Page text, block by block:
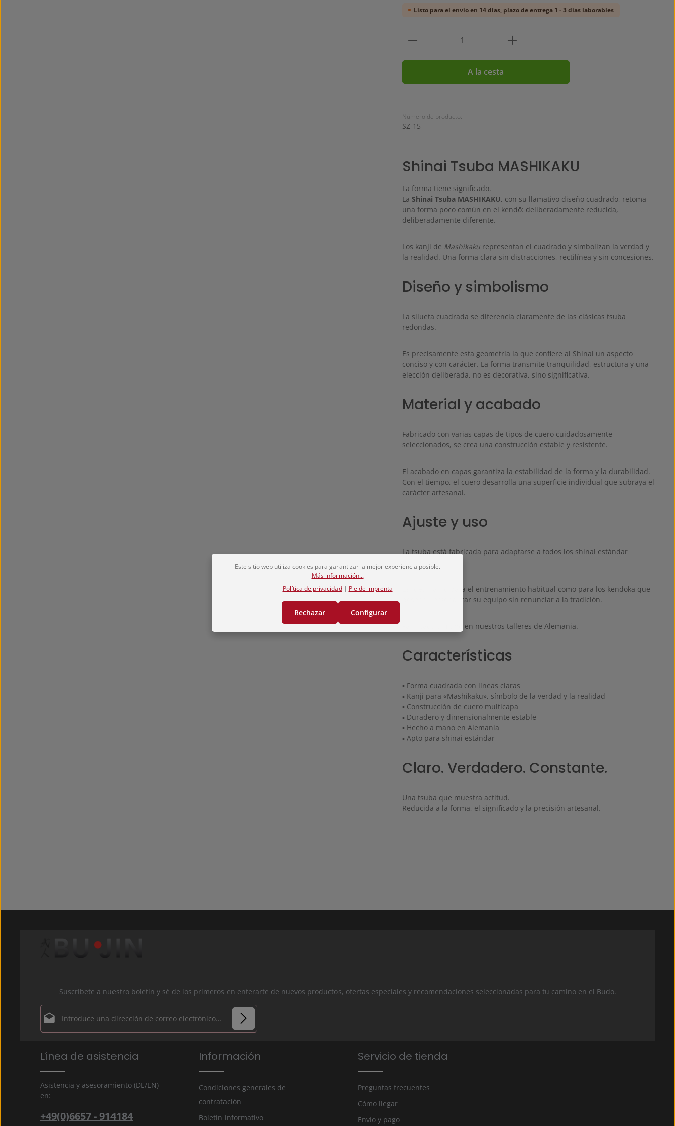
Listo para el envío en 14 días, plazo de entrega 1 - 3 días laborables
Cantidad del producto: introduce la cantidad
A la cesta
Número de producto:
SZ-15
Shinai Tsuba MASHIKAKU
La forma tiene significado.
La Shinai Tsuba MASHIKAKU, con su llamativo diseño cuadrado, retoma
una forma poco común en el kendō: deliberadamente reducida,
deliberadamente diferente.
Los kanji de Mashikakurepresentan el cuadrado y simbolizan la verdad y
la realidad. Una forma clara sin distracciones, rectilínea y sin concesiones.
Diseño y simbolismo
La silueta cuadrada se diferencia claramente de las clásicas tsuba
redondas.
Es precisamente esta geometría la que confiere al Shinai un aspecto
conciso y con carácter. La forma transmite tranquilidad, estructura y una
elección deliberada, no es decorativa, sino significativa.
Material y acabado
Fabricado con varias capas de tipos de cuero cuidadosamente
seleccionados, se crea una construcción estable y resistente.
El acabado en capas garantiza la estabilidad de la forma y la durabilidad.
Con el tiempo, el cuero desarrolla una superficie individual que subraya el
carácter artesanal.
Ajuste y uso
La tsuba está fabricada para adaptarse a todos los shinai estándar
habituales.
Es ideal tanto para el entrenamiento habitual como para los kendōka que
desean personalizar su equipo sin renunciar a la tradición.
Fabricada a mano en nuestros talleres de Alemania.
Características
▪ Forma cuadrada con líneas claras
▪ Kanji para «Mashikaku», símbolo de la verdad y la realidad
▪ Construcción de cuero multicapa
▪ Duradero y dimensionalmente estable
▪ Hecho a mano en Alemania
▪ Apto para shinai estándar
Claro. Verdadero. Constante.
Una tsuba que muestra actitud.
Reducida a la forma, el significado y la precisión artesanal.
Suscríbete a nuestro boletín y sé de los primeros en enterarte de nuevos productos, ofertas especiales y recomendaciones seleccionadas para tu camino en el Budo.
Dirección de correo electrónico*
Al seleccionar continuar, confirmas que has leído nuestra
Los campos marcados con un asterisco (*) son obligatorios.
Línea de asistencia
Asistencia y asesoramiento (DE/EN)
en:
+49(0)6657 - 914184
Información
Condiciones generales de
contratación
Boletín informativo
Servicio de tienda
Preguntas frecuentes
Cómo llegar
Envío y pago
Este sitio web utiliza cookies para garantizar la mejor experiencia posible.
Más información...
Política de privacidad| Pie de imprenta
Rechazar Configurar